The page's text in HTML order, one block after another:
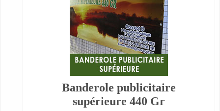
Banderole publicitaire
supérieure 440 Gr